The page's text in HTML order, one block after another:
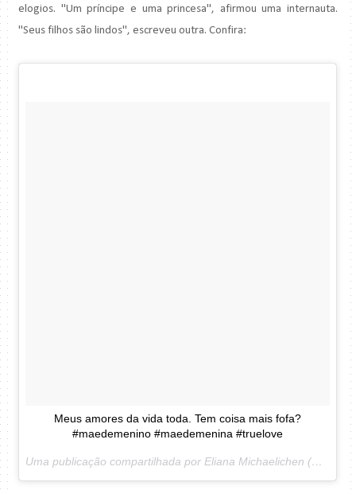
elogios. "Um príncipe e uma princesa", afirmou uma internauta.
"Seus filhos são lindos", escreveu outra. Confira:
Meus amores da vida toda. Tem coisa mais fofa?
#maedemenino #maedemenina #truelove
Uma publicação compartilhada por Eliana Michaelichen (@eliana) em